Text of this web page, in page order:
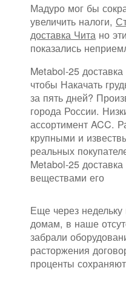
Мадуро мог бы
увеличить налоги,
доставка Чита но
показались
Metabol-25
чтобы Накачать
за пять дней?
города России.
ассортимент ACC.
крупными и
реальных
Metabol-25
веществами его
Еще через недельку
домам, в наше
забрали
расторжения
проценты